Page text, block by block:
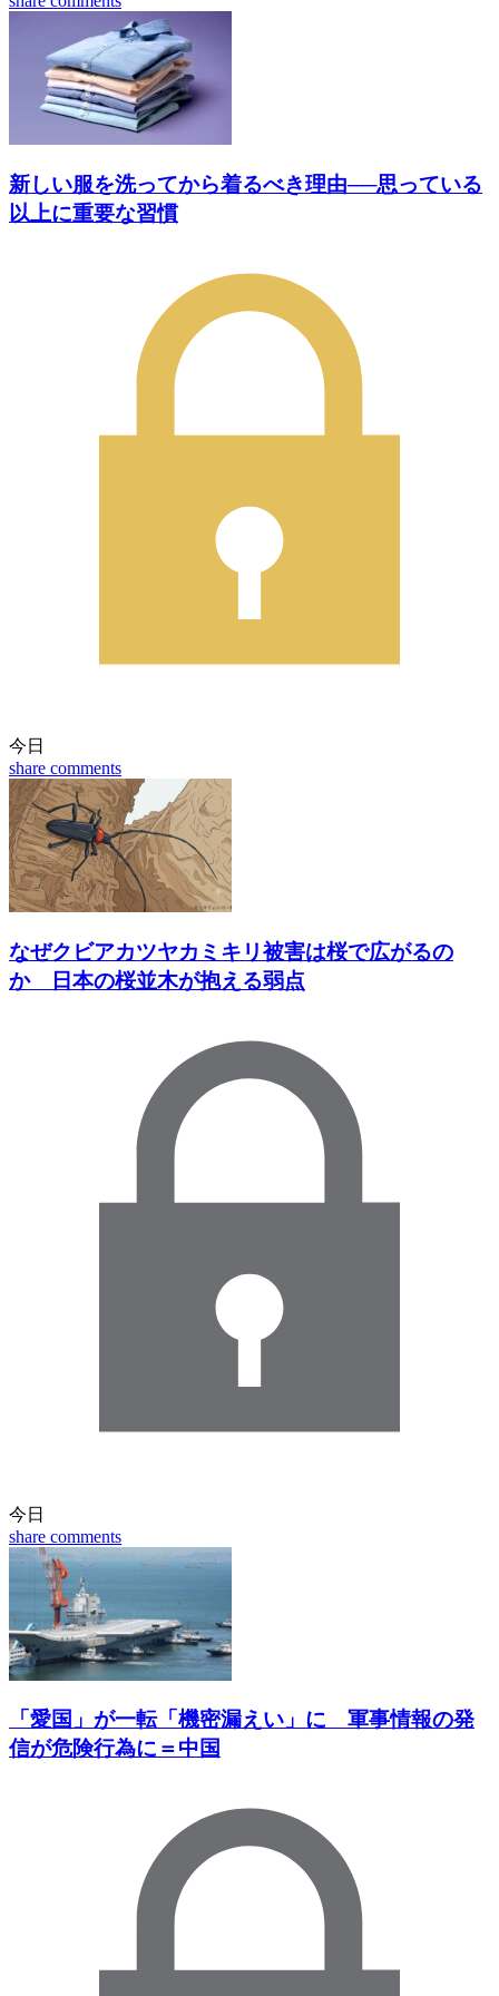
新しい服を洗ってから着るべき理由──思っている
以上に重要な習慣
今日
share comments
なぜクビアカツヤカミキリ被害は桜で広がるの
か 日本の桜並木が抱える弱点
今日
share comments
「愛国」が一転「機密漏えい」に 軍事情報の発
信が危険行為に＝中国